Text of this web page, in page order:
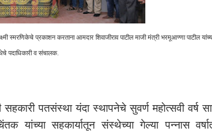
स्मरणिकेचे प्रकाशन करताना आमदार शिवाजीराव पाटील माजी मंत्री भरमूआण्णा पाटील
पदाधिकारी व संचालक.
पतसंस्था यंदा स्थापनेचे सुवर्ण महोत्सवी वर्ष
यांच्या सहकार्यातून संस्थेच्या गेल्या पन्नास